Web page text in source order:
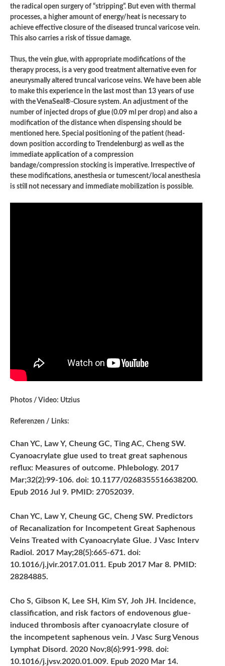
the radical open surgery of “stripping”. But even with thermal
processes, a higher amount of energy/heat is necessary to
achieve effective closure of the diseased truncal varicose vein.
This also carries a risk of tissue damage.
Thus, the vein glue, with appropriate modifications of the
therapy process, is a very good treatment alternative even for
aneurysmally altered truncal varicose veins. We have been able
to make this experience in the last most than 13 years of use
with the VenaSeal®-Closure system. An adjustment of the
number of injected drops of glue (0.09 ml per drop) and also a
modification of the distance when dispensing should be
mentioned here. Special positioning of the patient (head-
down position according to Trendelenburg) as well as the
immediate application of a compression
bandage/compression stocking is imperative. Irrespective of
these modifications, anesthesia or tumescent/local anesthesia
is still not necessary and immediate mobilization is possible.
Photos / Video: Utzius
Referenzen / Links:
Chan YC, Law Y, Cheung GC, Ting AC, Cheng SW.
Cyanoacrylate glue used to treat great saphenous
reflux: Measures of outcome. Phlebology. 2017
Mar;32(2):99-106. doi: 10.1177/0268355516638200.
Epub 2016 Jul 9. PMID: 27052039.
Chan YC, Law Y, Cheung GC, Cheng SW. Predictors
of Recanalization for Incompetent Great Saphenous
Veins Treated with Cyanoacrylate Glue. J Vasc Interv
Radiol. 2017 May;28(5):665-671. doi:
10.1016/j.jvir.2017.01.011. Epub 2017 Mar 8. PMID:
28284885.
Cho S, Gibson K, Lee SH, Kim SY, Joh JH. Incidence,
classification, and risk factors of endovenous glue-
induced thrombosis after cyanoacrylate closure of
the incompetent saphenous vein. J Vasc Surg Venous
Lymphat Disord. 2020 Nov;8(6):991-998. doi:
10.1016/j.jvsv.2020.01.009. Epub 2020 Mar 14.